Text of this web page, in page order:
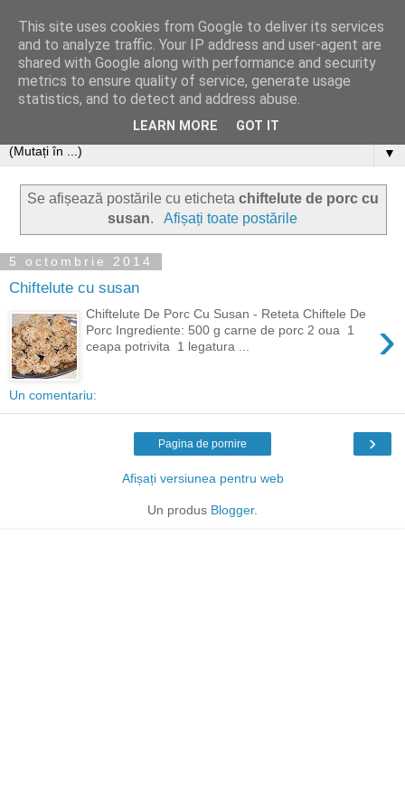
▼
Se afișează postările cu eticheta chiftelute de porc cu
susan. Afișați toate postările
5 octombrie 2014
Chiftelute cu susan
›
Chiftelute De Porc Cu Susan - Reteta Chiftele De
Porc Ingrediente: 500 g carne de porc 2 oua 1
ceapa potrivita 1 legatura ...
Un comentariu:
›
Pagina de pornire
Afișați versiunea pentru web
Un produs Blogger.
This site uses cookies from Google to deliver its services
and to analyze traffic. Your IP address and user-agent are
shared with Google along with performance and security
metrics to ensure quality of service, generate usage
statistics, and to detect and address abuse.
LEARN MORE GOT IT